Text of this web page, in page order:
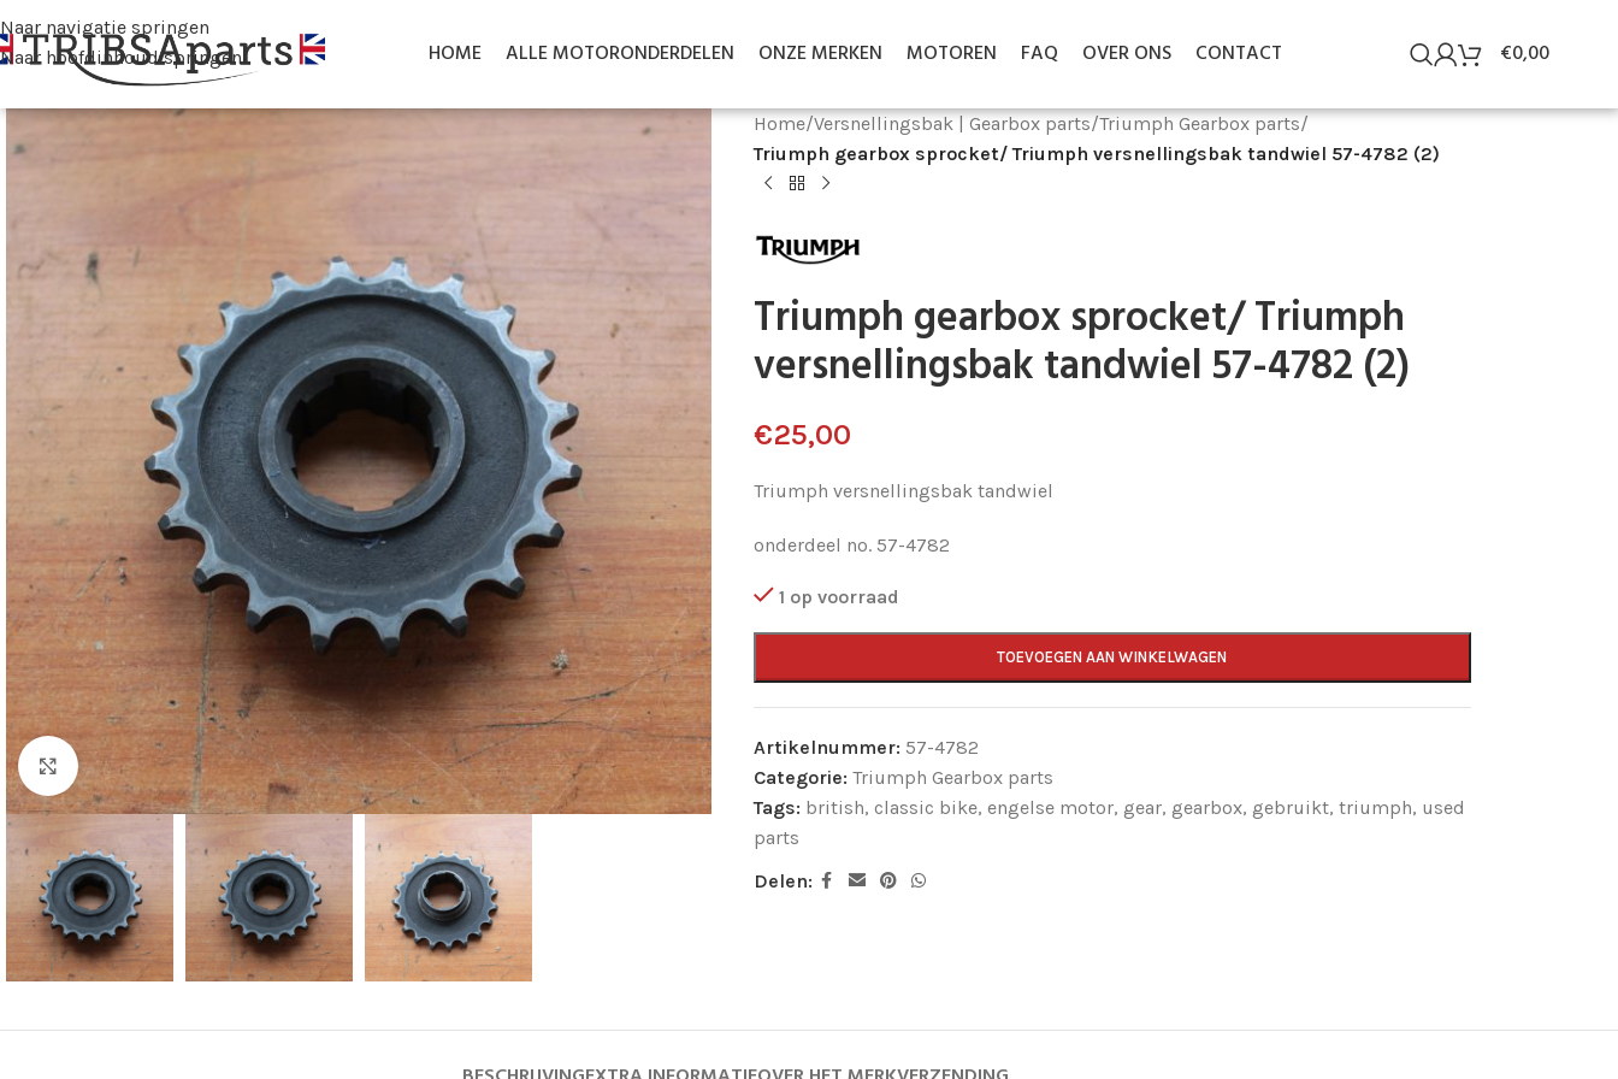
Naar navigatie springen
Naar hoofdinhoud springen
HOME ALLE MOTORONDERDELEN ONZE MERKEN MOTOREN FAQ OVER ONS CONTACT €0,00
Klik voor vergroting
Home/Versnellingsbak | Gearbox parts/Triumph Gearbox parts/
Triumph gearbox sprocket/ Triumph versnellingsbak tandwiel 57-4782 (2)
Triumph gearbox sprocket/ Triumph
versnellingsbak tandwiel 57-4782 (2)
€25,00
Triumph versnellingsbak tandwiel
onderdeel no. 57-4782
1 op voorraad
TOEVOEGEN AAN WINKELWAGEN
Artikelnummer: 57-4782
Categorie: Triumph Gearbox parts
Tags: british, classic bike, engelse motor, gear, gearbox, gebruikt, triumph, used
parts
Delen: